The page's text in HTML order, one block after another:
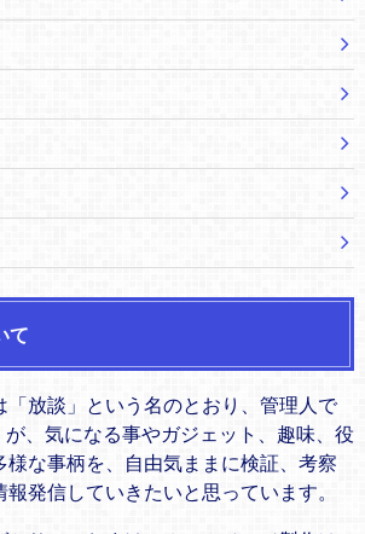
て
「放談」という名のとおり、管理人で
が、気になる事やガジェット、趣味、役
様な事柄を、自由気ままに検証、考察
発信していきたいと思っています。